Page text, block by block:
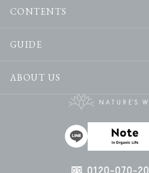
CONTENTS
GUIDE
ABOUT US
0120-070-